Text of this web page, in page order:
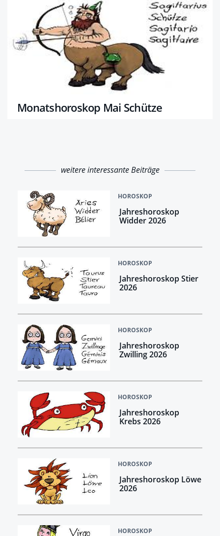
Monatshoroskop Mai Schütze
weitere interessante Beiträge
HOROSKOP
Jahreshoroskop
Widder 2026
HOROSKOP
Jahreshoroskop Stier
2026
HOROSKOP
Jahreshoroskop
Zwilling 2026
HOROSKOP
Jahreshoroskop
Krebs 2026
HOROSKOP
Jahreshoroskop Löwe
2026
HOROSKOP